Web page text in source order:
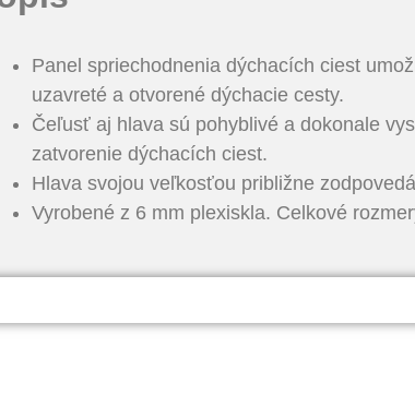
Panel spriechodnenia dýchacích ciest
uzavreté a otvorené dýchacie cesty.
Čeľusť aj hlava sú pohyblivé a dokonale
zatvorenie dýchacích ciest.
Hlava svojou veľkosťou približne
Vyrobené z 6 mm plexiskla. Celkové